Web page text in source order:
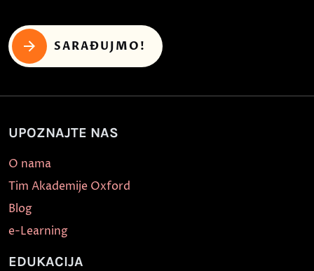
SARAĐUJMO!
UPOZNAJTE NAS
O nama
Tim Akademije Oxford
Blog
e-Learning
EDUKACIJA